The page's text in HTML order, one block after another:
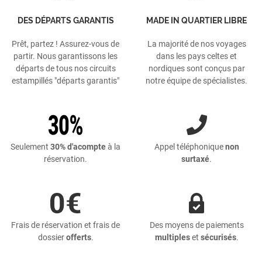
DES DÉPARTS GARANTIS
Prêt, partez ! Assurez-vous de
partir. Nous garantissons les
départs de tous nos circuits
estampillés "départs garantis"
MADE IN QUARTIER LIBRE
La majorité de nos voyages
dans les pays celtes et
nordiques sont conçus par
notre équipe de spécialistes.
Seulement 30% d'acompteà la
réservation.
Appel téléphoniquenon
surtaxé.
Frais de réservation et frais de
dossierofferts.
Des moyens de paiements
multipleset sécurisés.